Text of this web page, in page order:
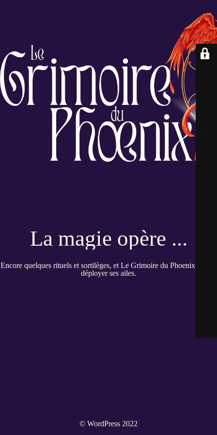
La magie opère ...
Encore quelques rituels et sortilèges, et Le Grimoire du Phoenix pourra
déployer ses ailes.
© WordPress 2022